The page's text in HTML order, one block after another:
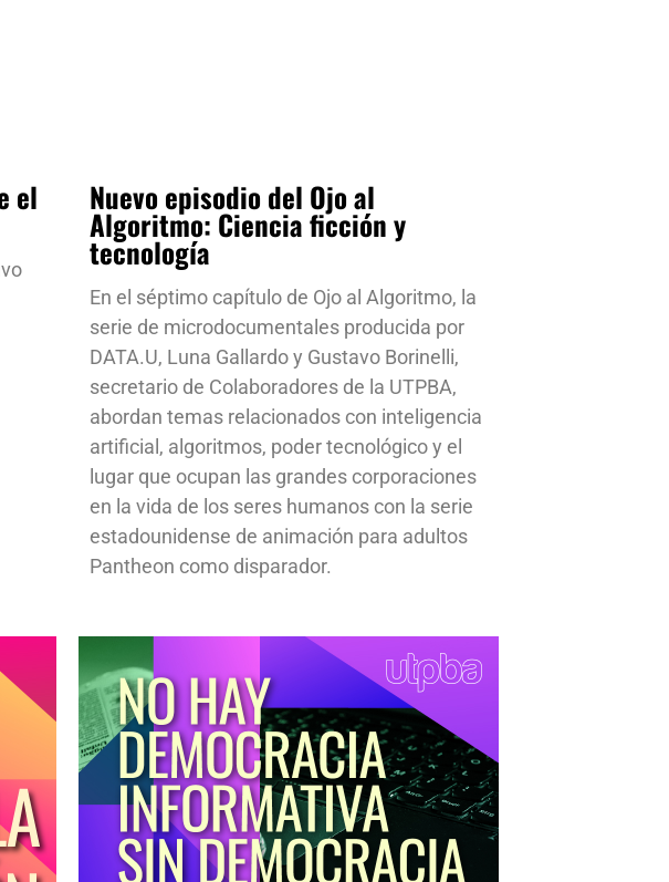
el Nuevo episodio del Ojo al
Algoritmo: Ciencia ficción y
tecnología
En el séptimo capítulo de Ojo al Algoritmo, la
serie de microdocumentales producida por
DATA.U, Luna Gallardo y Gustavo Borinelli,
secretario de Colaboradores de la UTPBA,
abordan temas relacionados con inteligencia
artificial, algoritmos, poder tecnológico y el
lugar que ocupan las grandes corporaciones
en la vida de los seres humanos con la serie
estadounidense de animación para adultos
Pantheon como disparador.